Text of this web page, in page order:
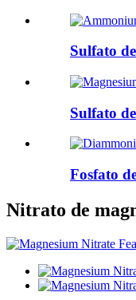
Sulfato
Sulfato
Fosfato
Nitrato de